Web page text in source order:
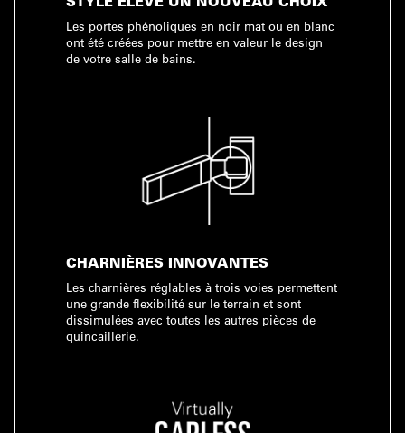
Les portes phénoliques en noir mat ou en blanc
ont été créées pour mettre en valeur le design
de votre salle de bains.
CHARNIÈRES INNOVANTES
Les charnières réglables à trois voies permettent
une grande flexibilité sur le terrain et sont
dissimulées avec toutes les autres pièces de
quincaillerie.